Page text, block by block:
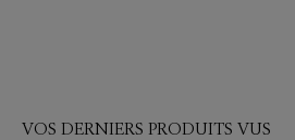
VOS DERNIERS PRODUITS VUS